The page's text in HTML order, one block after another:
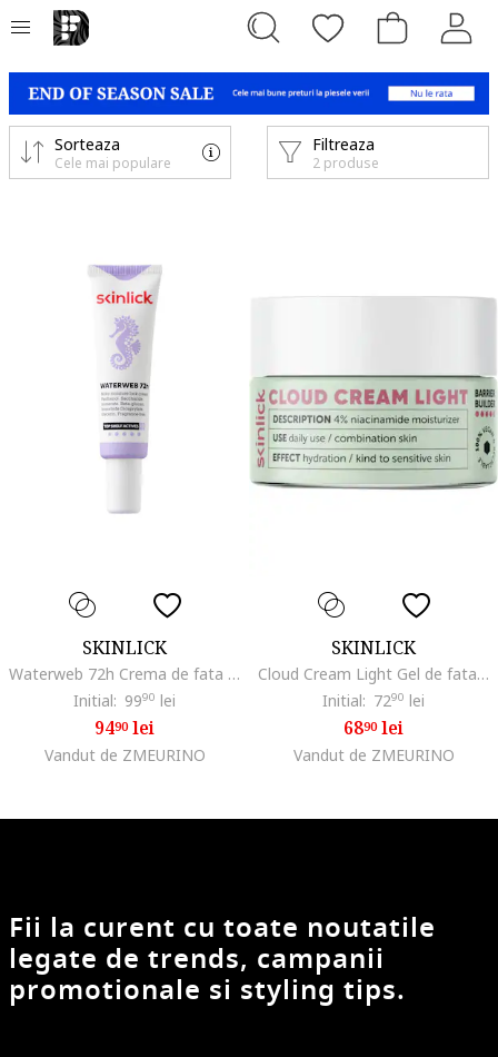
Filtreaza
2 produse
Sorteaza
Cele mai populare
SKINLICK
Waterweb 72h Crema de fata 50 ml
Initial: 9990 lei
9490lei
Vandut de ZMEURINO
SKINLICK
Cloud Cream Light Gel de fata cu niacinamide 50 ml
Initial: 7290 lei
6890lei
Vandut de ZMEURINO
Fii la curent cu toate noutatile
legate de trends, campanii
promotionale si styling tips.